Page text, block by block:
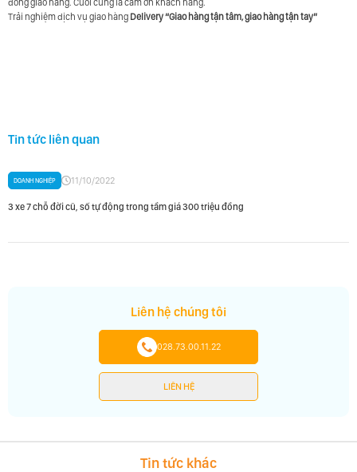
Trải nghiệm dịch vụ giao hàng Delivery“Giao hàng tận tâm, giao hàng tận tay”
Tin tức liên quan
DOANH NGHIỆP 11/10/2022
3 xe 7 chỗ đời cũ, số tự động trong tầm giá 300 triệu đồng
Liên hệ chúng tôi
028.73.00.11.22
LIÊN HỆ
Tin tức khác